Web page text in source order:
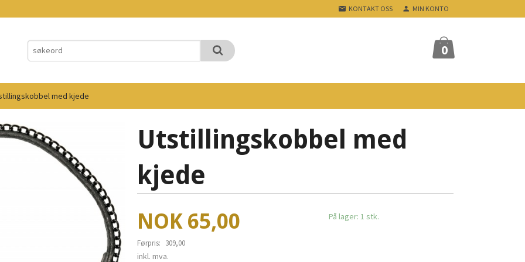
KONTAKT OSS MIN KONTO
0
med kjede
Utstillingskobbel med
kjede
Tilbud
NOK 65,00
Førpris: 309,00
Rabatt
inkl. mva.
På lager: 1 stk.